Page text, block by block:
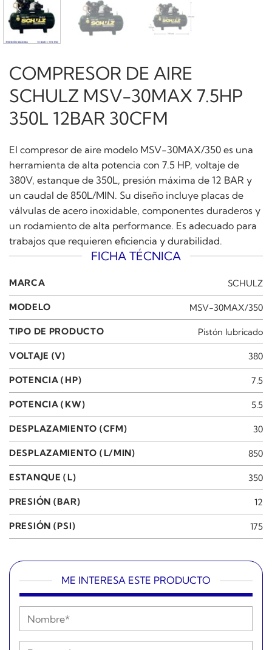
COMPRESOR DE AIRE
SCHULZ MSV-30MAX 7.5HP
350L 12BAR 30CFM
El compresor de aire modelo MSV-30MAX/350 es una
herramienta de alta potencia con 7.5 HP, voltaje de
380V, estanque de 350L, presión máxima de 12 BAR y
un caudal de 850L/MIN. Su diseño incluye placas de
válvulas de acero inoxidable, componentes duraderos y
un rodamiento de alta performance. Es adecuado para
trabajos que requieren eficiencia y durabilidad.
FICHA TÉCNICA
MARCA SCHULZ
MODELO MSV-30MAX/350
TIPO DE PRODUCTO Pistón lubricado
VOLTAJE (V) 380
POTENCIA (HP) 7.5
POTENCIA (KW) 5.5
DESPLAZAMIENTO (CFM) 30
DESPLAZAMIENTO (L/MIN) 850
ESTANQUE (L) 350
PRESIÓN (BAR) 12
PRESIÓN (PSI) 175
ME INTERESA ESTE PRODUCTO